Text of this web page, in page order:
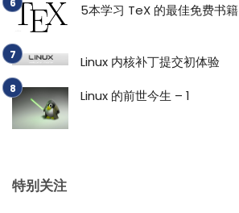
5本学习 TeX 的最佳免费书籍
Linux 内核补丁提交初体验
Linux 的前世今生 – 1
特别关注